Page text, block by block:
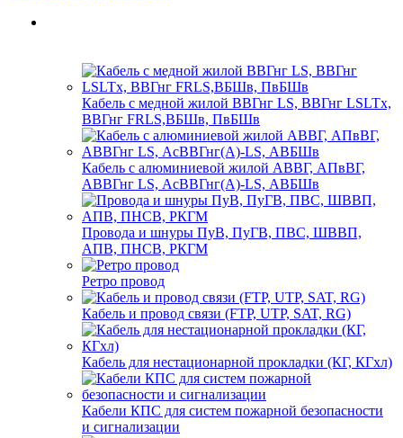
Кабель с медной жилой ВВГнг LS, ВВГнг LSLTx,
ВВГнг FRLS,ВБШв, ПвБШв
Кабель с алюминиевой жилой АВВГ, АПвВГ,
АВВГнг LS, АсВВГнг(А)-LS, АВБШв
Провода и шнуры ПуВ, ПуГВ, ПВС, ШВВП,
АПВ, ПНСВ, РКГМ
Ретро провод
Кабель и провод связи (FTP, UTP, SAT, RG)
Кабель для нестационарной прокладки (КГ, КГхл)
Кабели КПС для систем пожарной безопасности
и сигнализации